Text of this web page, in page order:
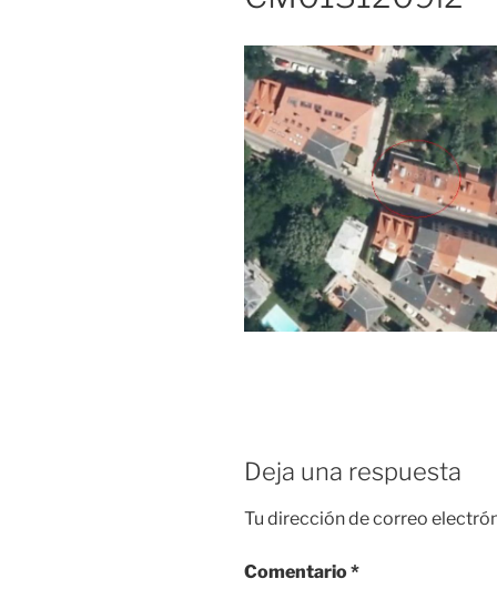
Deja una respuesta
Tu dirección de correo
Comentario*